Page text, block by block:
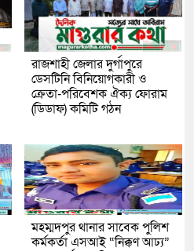
রাজশাহী জেলার দুর্গাপুরে
ডেসটিনি বিনিয়োগকারী ও
ক্রেতা-পরিবেশক ঐক্য ফোরাম
(ডিডাফ) কমিটি গঠন
মহম্মদপুর থানার সাবেক পুলিশ
কর্মকর্তা এসআই “নিক্কণ আঢ্য”